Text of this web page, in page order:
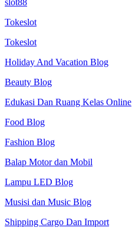
slot88
Tokeslot
Tokeslot
Holiday And Vacation Blog
Beauty Blog
Edukasi Dan Ruang Kelas Online
Food Blog
Fashion Blog
Balap Motor dan Mobil
Lampu LED Blog
Musisi dan Music Blog
Shipping Cargo Dan Import